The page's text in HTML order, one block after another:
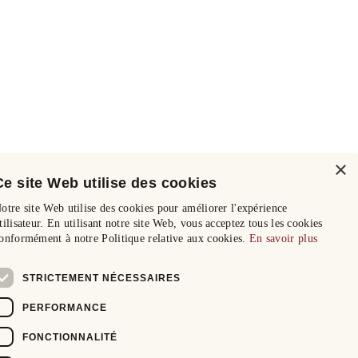
×
site Web utilise des cookies
site Web utilise des cookies pour améliorer l'expérience
En utilisant notre site Web, vous acceptez tous les cookies
à notre Politique relative aux cookies. En savoir plus
STRICTEMENT NÉCESSAIRES
PERFORMANCE
FONCTIONNALITÉ